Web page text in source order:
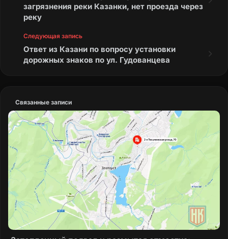
загрязнения реки Казанки, нет проезда через
реку
Следующая запись
Ответ из Казани по вопросу установки
дорожных знаков по ул. Гудованцева
Связанные записи